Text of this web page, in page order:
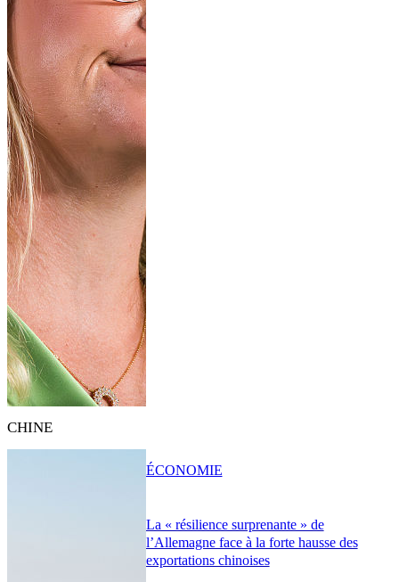
CHINE
La « résilience surprenante » de
l’Allemagne face à la forte hausse des
exportations chinoises
ÉCONOMIE